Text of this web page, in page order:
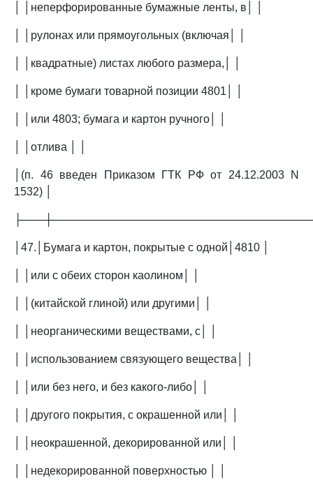
│ │неперфорированные бумажные ленты, в│ │
│ │рулонах или прямоугольных (включая│ │
│ │квадратные) листах любого размера,│ │
│ │кроме бумаги товарной позиции 4801│ │
│ │или 4803; бумага и картон ручного│ │
│ │отлива │ │
│(п. 46 введен Приказом ГТК РФ от 24.12.2003 N
1532) │
│47.│Бумага и картон, покрытые с одной│4810 │
│ │или с обеих сторон каолином│ │
│ │(китайской глиной) или другими│ │
│ │неорганическими веществами, с│ │
│ │использованием связующего вещества│ │
│ │или без него, и без какого-либо│ │
│ │другого покрытия, с окрашенной или│ │
│ │неокрашенной, декорированной или│ │
│ │недекорированной поверхностью │ │